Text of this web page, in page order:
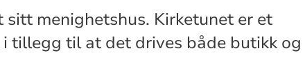
menighetshus. Kirketunet er et
tillegg til at det drives både butikk og